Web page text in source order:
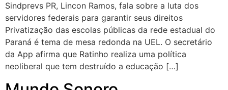
Sindprevs PR, Lincon Ramos, fala sobre a luta dos
servidores federais para garantir seus direitos
Privatização das escolas públicas da rede estadual do
Paraná é tema de mesa redonda na UEL. O secretário
da App afirma que Ratinho realiza uma política
neoliberal que tem destruído a educação […]